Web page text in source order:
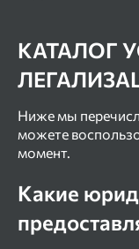
КАТАЛОГ
Ниже мы
можете
момент.
Какие